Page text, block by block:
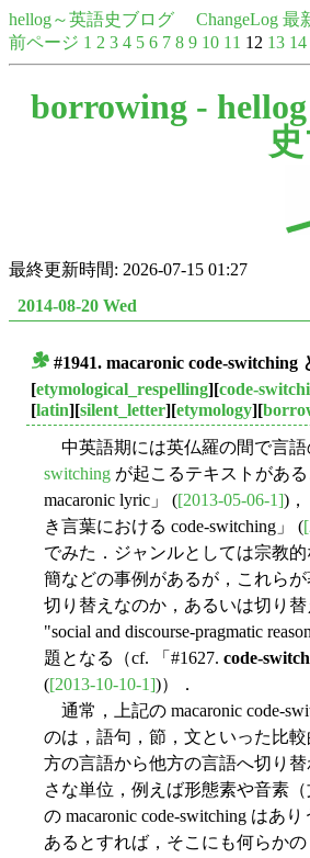
hellog～英語史ブログ ChangeLog 最
前ページ 1 2 3 4 5 6 7 8 9 10 11 12 13 14
borrowing -
最終更新時間: 2026-07-15 01:27
2014-08-20 Wed
#1941. macaronic code-switching
[etymological_respelling][code-
[latin][silent_letter][etymology][
中英語期には英仏羅の間で言語
switching が起こるテキストがあ
macaronic lyric」 ([2013-05-06-1])，
き言葉における code-switching」 (
でみた．ジャンルとしては宗教
簡などの事例があるが，これら
切り替えなのか，あるいは切り
"social and discourse-pragmatic
題となる（cf. 「#1627. code-
([2013-10-10-1])）．
通常，上記の macaronic code-
のは，語句，節，文といった比
方の言語から他方の言語へ切り
さな単位，例えば形態素や音素
の macaronic code-switching はあ
あるとすれば，そこにも何らかの